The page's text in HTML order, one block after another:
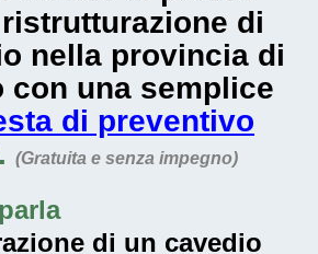
di
nella provincia di
con una semplice
di preventivo
. (Gratuita e senza impegno)
di un cavedio